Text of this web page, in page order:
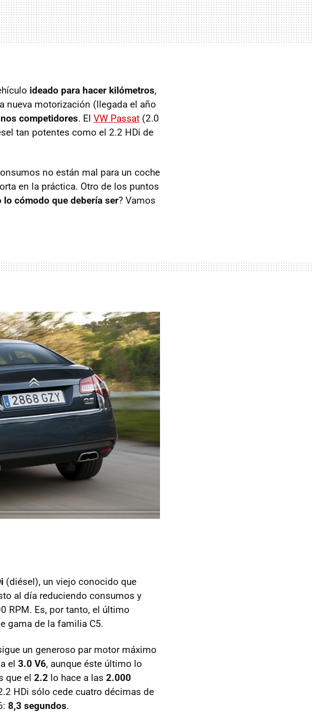
ideado para hacer kilómetros,
nueva motorización (llegada el año
competidores. El VW Passat (2.0
tan potentes como el 2.2 HDi de
no están mal para un coche
en la práctica. Otro de los puntos
lo cómodo que debería ser? Vamos
(diésel), un viejo conocido que
al día reduciendo consumos y
RPM. Es, por tanto, el último
gama de la familia C5.
un generoso par motor máximo
el 3.0 V6, aunque éste último lo
que el 2.2 lo hace a las 2.000
HDi sólo cede cuatro décimas de
8,3 segundos.